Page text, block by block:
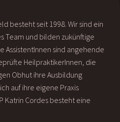
besteht seit 1998. Wir sind ein
Team und bilden zukünftige
AssistentInnen sind angehende
HeilpraktikerInnen, die
Obhut ihre Ausbildung
auf ihre eigene Praxis
Katrin Cordes besteht eine